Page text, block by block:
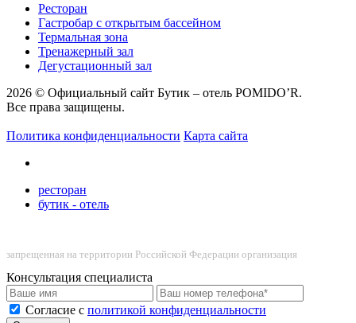
Ресторан
Гастробар с открытым бассейном
Термальная зона
Тренажерный зал
Дегустационный зал
2026 © Официальный сайт Бутик – отель POMIDO’R.
Все права защищены.
Политика конфиденциальности Карта сайта
ресторан
бутик - отель
запрещенная на территории Российской Федерации организация
Консультация специалиста
Cогласие с политикой конфиденциальности